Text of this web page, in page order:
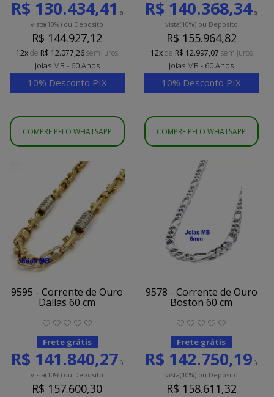
R$ 130.434,41 à
vista(10%) ou Deposito
R$ 144.927,12
12xde R$ 12.077,26sem juros
Joias MB - 60 Anos
10% Desconto PIX
COMPRE PELO WHATSAPP
R$ 140.368,34à
vista(10%)ou Deposito
R$ 155.964,82
12xde R$ 12.997,07 sem juros
Joias MB - 60 Anos
10% Desconto PIX
COMPRE PELO WHATSAPP
9595 - Corrente de Ouro
Dallas 60 cm
Frete grátis
R$ 141.840,27 à
vista(10%) ou Deposito
R$ 157.600,30
9578 - Corrente de Ouro
Boston 60 cm
Frete grátis
R$ 142.750,19 à
vista(10%)ou Deposito
R$ 158.611,32